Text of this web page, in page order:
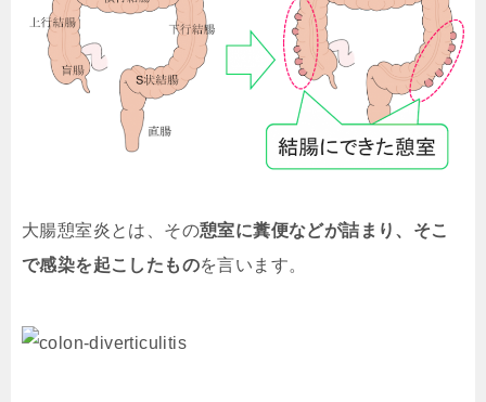
大腸憩室炎とは、その憩室に糞便などが詰まり、そこ
で感染を起こしたものを言います。